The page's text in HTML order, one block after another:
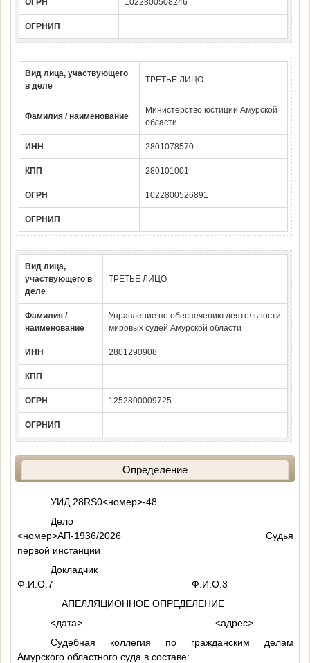
ОГРН 1022800508246
ОГРНИП
Вид лица, участвующего
в деле
ТРЕТЬЕ ЛИЦО
Фамилия / наименование
Министерство юстиции Амурской
области
ИНН 2801078570
КПП 280101001
ОГРН 1022800526891
ОГРНИП
Вид лица,
участвующего в
деле
ТРЕТЬЕ ЛИЦО
Фамилия /
наименование
Управление по обеспечению деятельности
мировых судей Амурской области
ИНН 2801290908
КПП
ОГРН 1252800009725
ОГРНИП
Определение
УИД 28RS0<номер>-48
Дело
<номер>АП-1936/2026 Судья
первой инстанции
Докладчик
Ф.И.О.7
Ф.И.О.3
АПЕЛЛЯЦИОННОЕ ОПРЕДЕЛЕНИЕ
<дата>
<адрес>
Судебная коллегия по гражданским делам
Амурского областного суда в составе: